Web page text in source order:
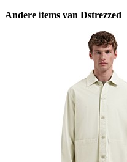
Andere items van Dstrezzed